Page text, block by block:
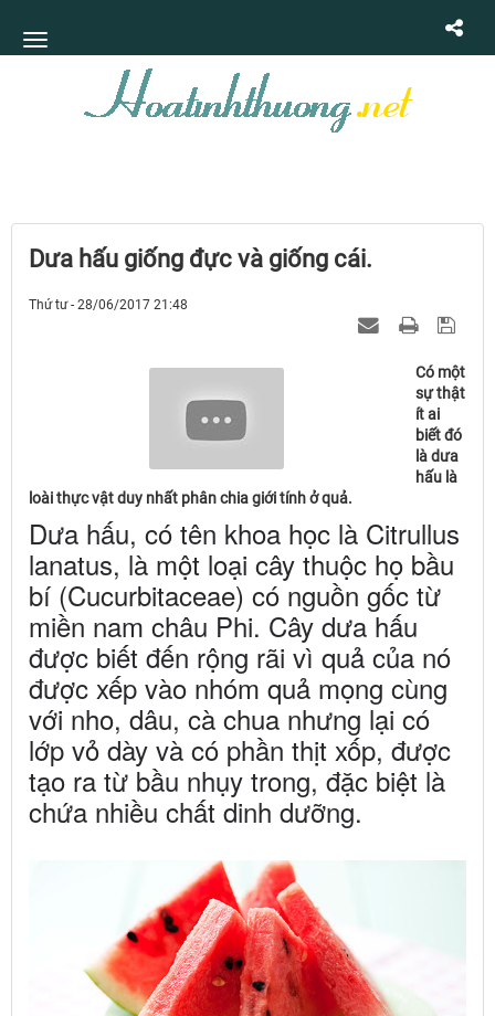
Dưa hấu giống đực và giống cái.
Thứ tư - 28/06/2017 21:48
Có một
sự thật
ít ai
biết đó
là dưa
hấu là
loài thực vật duy nhất phân chia giới tính ở quả.
Dưa hấu, có tên khoa học là Citrullus
lanatus, là một loại cây thuộc họ bầu
bí (Cucurbitaceae) có nguồn gốc từ
miền nam châu Phi. Cây dưa hấu
được biết đến rộng rãi vì quả của nó
được xếp vào nhóm quả mọng cùng
với nho, dâu, cà chua nhưng lại có
lớp vỏ dày và có phần thịt xốp, được
tạo ra từ bầu nhụy trong, đặc biệt là
chứa nhiều chất dinh dưỡng.